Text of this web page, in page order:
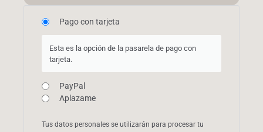
Pago con tarjeta
Esta es la opción de la pasarela de pago con
tarjeta.
PayPal
Aplazame
Tus datos personales se utilizarán para procesar tu